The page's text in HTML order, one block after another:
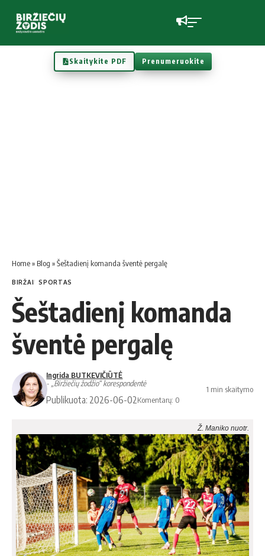
Skaitykite PDF Prenumeruokite
Home» Blog »Šeštadienį komanda šventė pergalę
BIRŽAI SPORTAS
Šeštadienį komanda
šventė pergalę
Ingrida BUTKEVIČIŪTĖ
- „Biržiečių žodžio“ korespondentė
Publikuota: 2026-06-02Komentarų: 0
1 min skaitymo
Ž. Maniko nuotr.